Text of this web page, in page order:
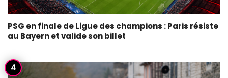
PSG en finale de Ligue des champions : Paris résiste
au Bayern et valide son billet